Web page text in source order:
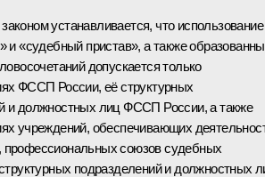
устанавливается, что использование
и «судебный пристав», а также
допускается только
ФССП России, её структурных
и должностных лиц ФССП России, а также
учреждений, обеспечивающих
союзов судебных
подразделений и должностных